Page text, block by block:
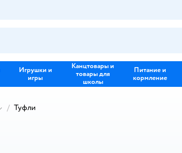
Игрушки и
игры
Канцтовары и
товары для
школы
Питание и
кормление
Туфли